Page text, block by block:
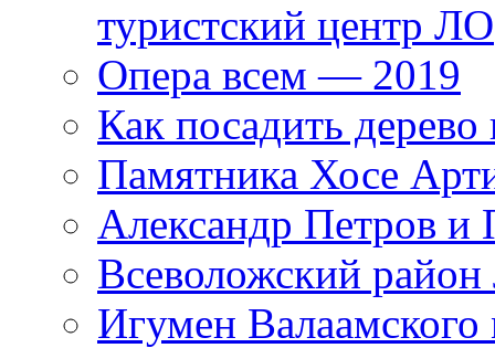
туристский центр ЛО
Опера всем — 2019
Как посадить дерево
Памятника Хосе
Александр Петров и
Всеволожский район
Игумен